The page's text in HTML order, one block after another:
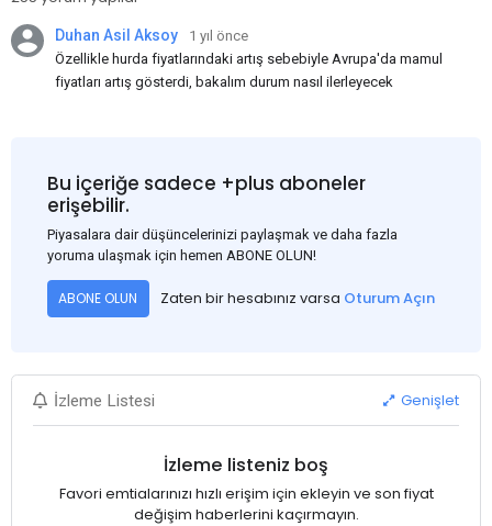
Duhan Asil Aksoy
1 yıl önce
Özellikle hurda fiyatlarındaki artış sebebiyle Avrupa'da mamul
fiyatları artış gösterdi, bakalım durum nasıl ilerleyecek
Bu içeriğe sadece +plus aboneler
erişebilir.
Piyasalara dair düşüncelerinizi paylaşmak ve daha fazla
yoruma ulaşmak için hemen ABONE OLUN!
ABONE OLUN Zaten bir hesabınız varsa Oturum Açın
İzleme Listesi Genişlet
İzleme listeniz boş
Favori emtialarınızı hızlı erişim için ekleyin ve son fiyat
değişim haberlerini kaçırmayın.